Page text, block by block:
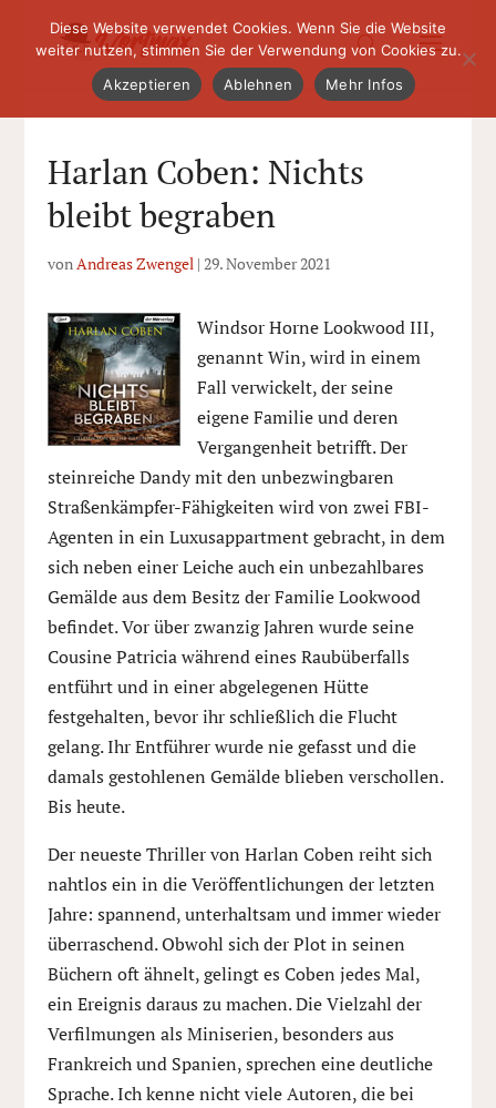
Harlan Coben: Nichts
bleibt begraben
vonAndreas Zwengel| 29. November 2021
Windsor Horne Lookwood III,
genannt Win, wird in einem
Fall verwickelt, der seine
eigene Familie und deren
Vergangenheit betrifft. Der
steinreiche Dandy mit den unbezwingbaren
Straßenkämpfer-Fähigkeiten wird von zwei FBI-
Agenten in ein Luxusappartment gebracht, in dem
sich neben einer Leiche auch ein unbezahlbares
Gemälde aus dem Besitz der Familie Lookwood
befindet. Vor über zwanzig Jahren wurde seine
Cousine Patricia während eines Raubüberfalls
entführt und in einer abgelegenen Hütte
festgehalten, bevor ihr schließlich die Flucht
gelang. Ihr Entführer wurde nie gefasst und die
damals gestohlenen Gemälde blieben verschollen.
Bis heute.
Der neueste Thriller von Harlan Coben reiht sich
nahtlos ein in die Veröffentlichungen der letzten
Jahre: spannend, unterhaltsam und immer wieder
überraschend. Obwohl sich der Plot in seinen
Büchern oft ähnelt, gelingt es Coben jedes Mal,
ein Ereignis daraus zu machen. Die Vielzahl der
Verfilmungen als Miniserien, besonders aus
Frankreich und Spanien, sprechen eine deutliche
Sprache. Ich kenne nicht viele Autoren, die bei
Diese Website verwendet Cookies. Wenn Sie die Website
weiter nutzen, stimmen Sie der Verwendung von Cookies zu.
Akzeptieren
Ablehnen Mehr Infos